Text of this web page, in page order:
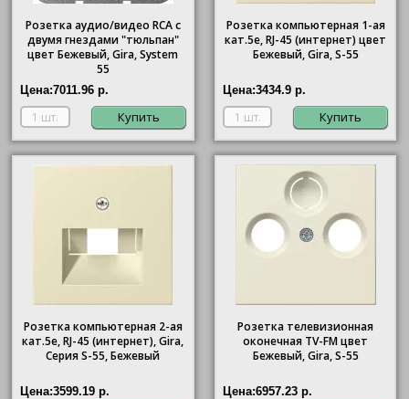
Розетка аудио/видео RCA с
двумя гнездами "тюльпан"
цвет Бежевый, Gira, System
55
Цена:7011.96 р.
Купить
Розетка компьютерная 1-ая
кат.5е, RJ-45 (интернет) цвет
Бежевый, Gira, S-55
Цена:3434.9 р.
Купить
Розетка компьютерная 2-ая
кат.5е, RJ-45 (интернет), Gira,
Серия S-55, Бежевый
Цена:3599.19 р.
Розетка телевизионная
оконечная ТV-FМ цвет
Бежевый, Gira, S-55
Цена:6957.23 р.